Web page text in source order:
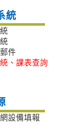
統
件
、課表查詢
設備填報